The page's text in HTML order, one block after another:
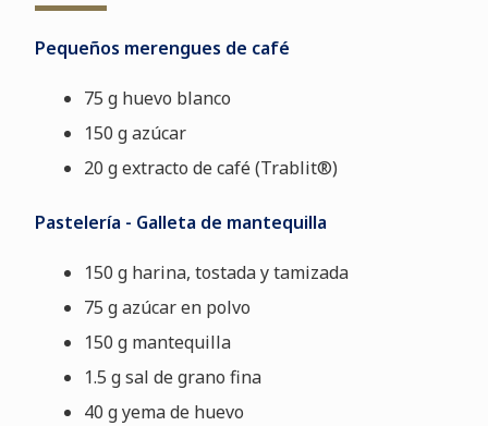
Pequeños merengues de café
75 g huevo blanco
150 g azúcar
20 g extracto de café (Trablit®)
Pastelería - Galleta de mantequilla
150 g harina, tostada y tamizada
75 g azúcar en polvo
150 g mantequilla
1.5 g sal de grano fina
40 g yema de huevo